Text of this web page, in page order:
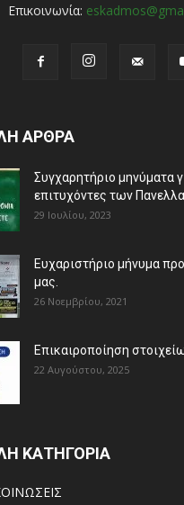
Επικοινωνία:
ΑΡΘΡΑ
Συγχαρητήριο μηνύματα
επιτυχόντες των
29 Ιουλίου, 2023
Ευχαριστήριο μήνυμα
μας.
26 Νοεμβρίου, 2021
Eπικαιροποίηση
22 Αυγούστου, 2025
ΚΑΤΗΓΟΡΙΑ